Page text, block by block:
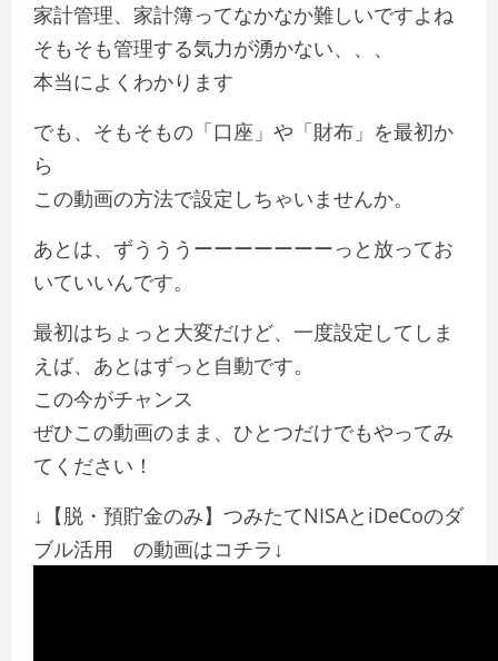
家計管理、家計簿ってなかなか難しいですよね
そもそも管理する気力が湧かない、、、
本当によくわかります
でも、そもそもの「口座」や「財布」を最初か
ら
この動画の方法で設定しちゃいませんか。
あとは、ずうううーーーーーーーっと放ってお
いていいんです。
最初はちょっと大変だけど、一度設定してしま
えば、あとはずっと自動です。
この今がチャンス
ぜひこの動画のまま、ひとつだけでもやってみ
てください！
↓【脱・預貯金のみ】つみたてNISAとiDeCoのダ
ブル活用 の動画はコチラ↓